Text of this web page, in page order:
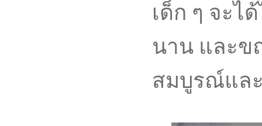
เด็ก ๆ จะไ
นาน และข
สมบูรณ์แล